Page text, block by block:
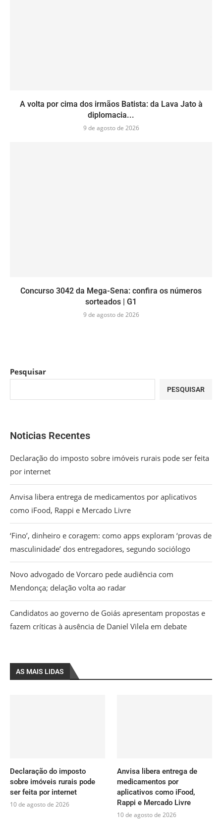
A volta por cima dos irmãos Batista: da Lava Jato à
diplomacia...
9 de agosto de 2026
Concurso 3042 da Mega-Sena: confira os números
sorteados | G1
9 de agosto de 2026
Pesquisar
PESQUISAR
Noticias Recentes
Declaração do imposto sobre imóveis rurais pode ser feita
por internet
Anvisa libera entrega de medicamentos por aplicativos
como iFood, Rappi e Mercado Livre
‘Fino’, dinheiro e coragem: como apps exploram ‘provas de
masculinidade’ dos entregadores, segundo sociólogo
Novo advogado de Vorcaro pede audiência com
Mendonça; delação volta ao radar
Candidatos ao governo de Goiás apresentam propostas e
fazem críticas à ausência de Daniel Vilela em debate
AS MAIS LIDAS
Declaração do imposto
sobre imóveis rurais pode
ser feita por internet
10 de agosto de 2026
Anvisa libera entrega de
medicamentos por
aplicativos como iFood,
Rappi e Mercado Livre
10 de agosto de 2026